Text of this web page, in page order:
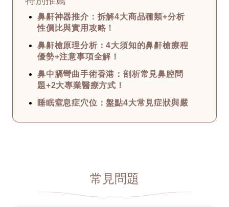
鼻鼾神器推介：拆解4大商品種類+分析
性價比與實用攻略！
鼻鼾槍原理分析：4大須知的鼻鼾槍療程
優勢+注意事項全解！
鼻中膈彎曲手術香港：剖析常見鼻腔問
題+2大專業醫療方式！
睡眠窒息症穴位：盤點4大常見症狀與嚴
療方法+最全打鼻鼾原因！
法分享 從醫療角度詳解！
常見問題